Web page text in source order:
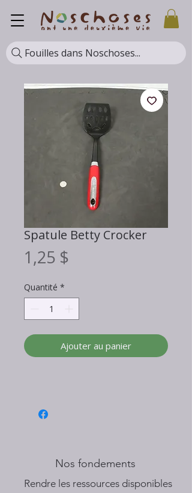
Fouilles dans Noschoses...
Spatule Betty Crocker
1,25 $
Quantité *
Ajouter au panier
Nos fondements
​Rendre les ressources disponibles